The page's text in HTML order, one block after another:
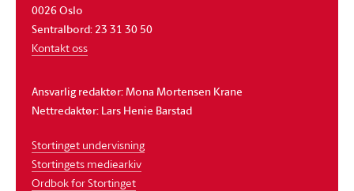
0026 Oslo
Sentralbord: 23 31 30 50
Kontakt oss
Ansvarlig redaktør: Mona Mortensen Krane
Nettredaktør: Lars Henie Barstad
Stortinget undervisning
Stortingets mediearkiv
Ordbok for Stortinget